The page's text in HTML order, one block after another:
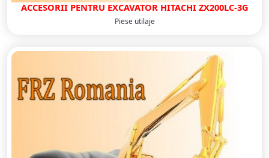
ACCESORII PENTRU EXCAVATOR HITACHI ZX200LC-3G
Piese utilaje